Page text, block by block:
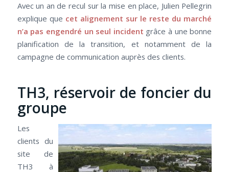
Avec un an de recul sur la mise en place, Julien Pellegrin
explique que cet alignement sur le reste du marché
n’a pas engendré un seul incident grâce à une bonne
planification de la transition, et notamment de la
campagne de communication auprès des clients.
TH3, réservoir de foncier du
groupe
Les
clients du
site de
TH3 à